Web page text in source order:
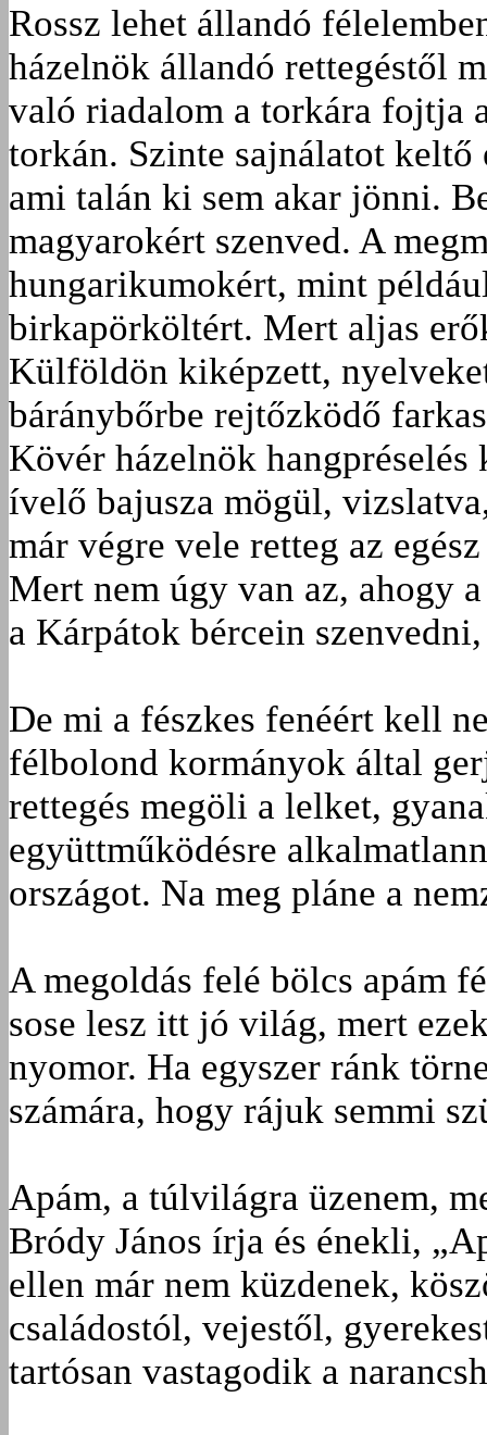
Rossz lehet állandó
házelnök állandó rettegéstől
való riadalom a torkára fojtja
torkán. Szinte sajnálatot
ami talán ki sem akar jönni.
magyarokért szenved. A
hungarikumokért, mint
birkapörköltért. Mert aljas
Külföldön kiképzett,
báránybőrbe rejtőzködő
Kövér házelnök
ívelő bajusza mögül,
már végre vele retteg az
Mert nem úgy van az, ahogy
a Kárpátok bércein
De mi a fészkes fenéért kell
félbolond kormányok által
rettegés megöli a lelket,
együtt­működésre
országot. Na meg pláne a
A megoldás felé bölcs apám
sose lesz itt jó világ, mert
nyomor. Ha egyszer ránk
számára, hogy rájuk semmi
Apám, a túlvilágra üzenem,
Bródy János írja és énekli,
ellen már nem küzdenek,
családostól, vejestől,
tartósan vastagodik a